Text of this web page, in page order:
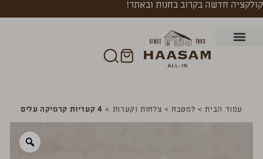
קולקציה חדשה בקרוב בחנות ובאתר!
עמוד הבית> למטבח> צלחות וקערות > 4 קעריות קרמיקה עלים